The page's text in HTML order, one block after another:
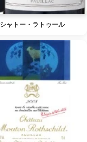
シャトー・ラトゥール